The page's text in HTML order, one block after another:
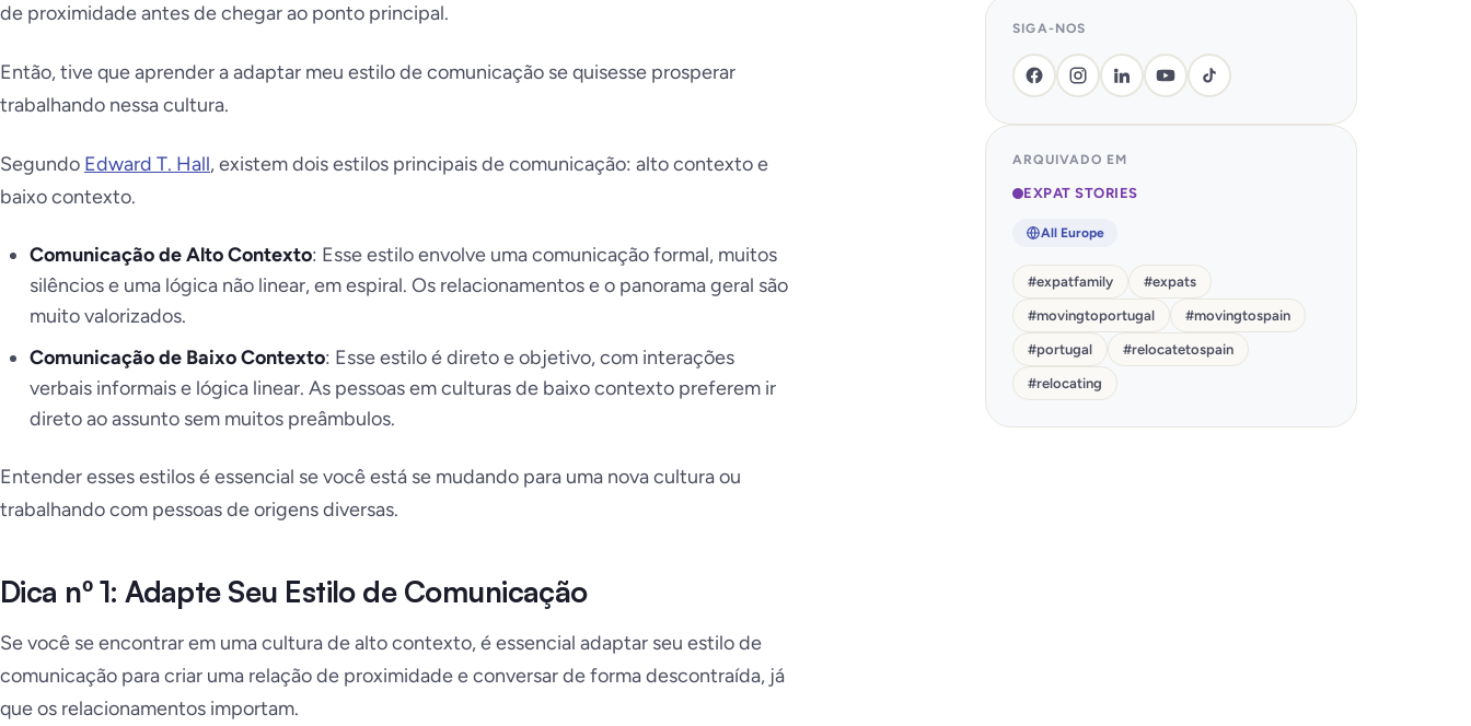
de proximidade antes de chegar ao ponto principal.
Então, tive que aprender a adaptar meu estilo de comunicação se quisesse prosperar
trabalhando nessa cultura.
Segundo Edward T. Hall, existem dois estilos principais de comunicação: alto contexto e
baixo contexto.
Comunicação de Alto Contexto: Esse estilo envolve uma comunicação formal, muitos
silêncios e uma lógica não linear, em espiral. Os relacionamentos e o panorama geral são
muito valorizados.
Comunicação de Baixo Contexto: Esse estilo é direto e objetivo, com interações
verbais informais e lógica linear. As pessoas em culturas de baixo contexto preferem ir
direto ao assunto sem muitos preâmbulos.
Entender esses estilos é essencial se você está se mudando para uma nova cultura ou
trabalhando com pessoas de origens diversas.
Dica nº 1: Adapte Seu Estilo de Comunicação
Se você se encontrar em uma cultura de alto contexto, é essencial adaptar seu estilo de
comunicação para criar uma relação de proximidade e conversar de forma descontraída, já
que os relacionamentos importam.
SIGA-NOS
ARQUIVADO EM
EXPAT STORIES
All Europe
#expatfamily #expats
#movingtoportugal #movingtospain
#portugal #relocatetospain
#relocating